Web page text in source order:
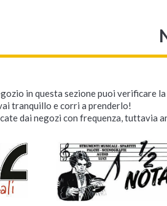
in questa sezione puoi verificare
tranquillo e corri a prenderlo!
dai negozi con frequenza, tuttavia